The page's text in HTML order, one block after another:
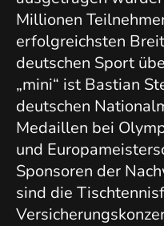
Millionen
erfolgreichsten
deutschen Sport
„mini“ ist Bastian
deutschen
Medaillen bei
und
Sponsoren der
sind die